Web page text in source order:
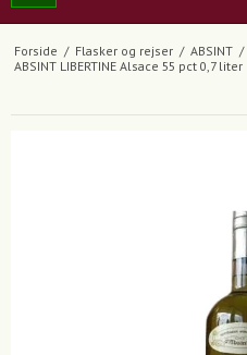
Forside / Flasker og rejser / ABSINT /
ABSINT LIBERTINE Alsace 55 pct 0,7 liter